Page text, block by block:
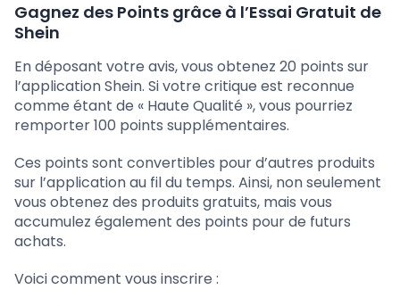
Gagnez des Points grâce à l’Essai Gratuit de
Shein
En déposant votre avis, vous obtenez 20 points sur
l’application Shein. Si votre critique est reconnue
comme étant de « Haute Qualité », vous pourriez
remporter 100 points supplémentaires.
Ces points sont convertibles pour d’autres produits
sur l’application au fil du temps. Ainsi, non seulement
vous obtenez des produits gratuits, mais vous
accumulez également des points pour de futurs
achats.
Voici comment vous inscrire :